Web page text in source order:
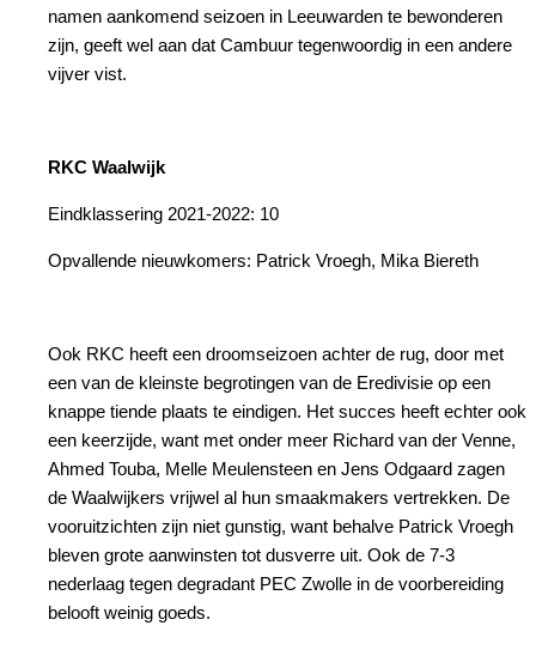
namen aankomend seizoen in Leeuwarden te bewonderen
zijn, geeft wel aan dat Cambuur tegenwoordig in een andere
vijver vist.
RKC Waalwijk
Eindklassering 2021-2022: 10
Opvallende nieuwkomers: Patrick Vroegh, Mika Biereth
Ook RKC heeft een droomseizoen achter de rug, door met
een van de kleinste begrotingen van de Eredivisie op een
knappe tiende plaats te eindigen. Het succes heeft echter ook
een keerzijde, want met onder meer Richard van der Venne,
Ahmed Touba, Melle Meulensteen en Jens Odgaard zagen
de Waalwijkers vrijwel al hun smaakmakers vertrekken. De
vooruitzichten zijn niet gunstig, want behalve Patrick Vroegh
bleven grote aanwinsten tot dusverre uit. Ook de 7-3
nederlaag tegen degradant PEC Zwolle in de voorbereiding
belooft weinig goeds.